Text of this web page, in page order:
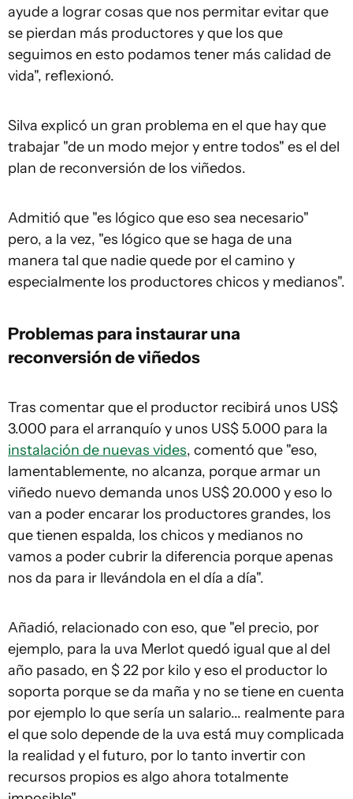
ayude a lograr cosas que nos permitar evitar que
se pierdan más productores y que los que
seguimos en esto podamos tener más calidad de
vida", reflexionó.
Silva explicó un gran problema en el que hay que
trabajar "de un modo mejor y entre todos" es el del
plan de reconversión de los viñedos.
Admitió que "es lógico que eso sea necesario"
pero, a la vez, "es lógico que se haga de una
manera tal que nadie quede por el camino y
especialmente los productores chicos y medianos".
Problemas para instaurar una
reconversión de viñedos
Tras comentar que el productor recibirá unos US$
3.000 para el arranquío y unos US$ 5.000 para la
instalación de nuevas vides, comentó que "eso,
lamentablemente, no alcanza, porque armar un
viñedo nuevo demanda unos US$ 20.000 y eso lo
van a poder encarar los productores grandes, los
que tienen espalda, los chicos y medianos no
vamos a poder cubrir la diferencia porque apenas
nos da para ir llevándola en el día a día".
Añadió, relacionado con eso, que "el precio, por
ejemplo, para la uva Merlot quedó igual que al del
año pasado, en $ 22 por kilo y eso el productor lo
soporta porque se da maña y no se tiene en cuenta
por ejemplo lo que sería un salario... realmente para
el que solo depende de la uva está muy complicada
la realidad y el futuro, por lo tanto invertir con
recursos propios es algo ahora totalmente